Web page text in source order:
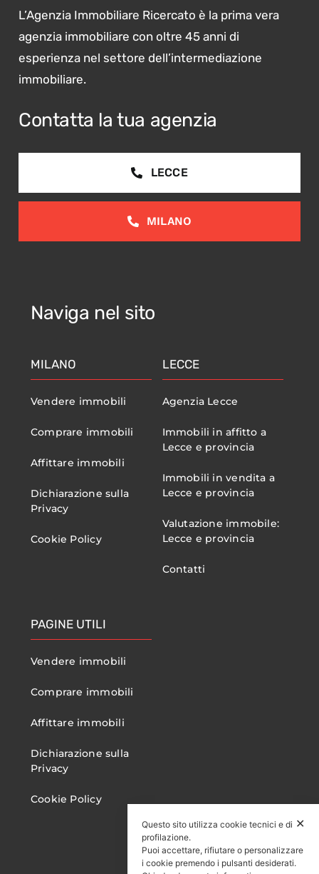
L’Agenzia Immobiliare Ricercato è la prima vera
agenzia immobiliare con oltre 45 anni di
esperienza nel settore dell’intermediazione
immobiliare.
Contatta la tua agenzia
LECCE
MILANO
Naviga nel sito
MILANO
Vendere immobili
Comprare immobili
Affittare immobili
Dichiarazione sulla
Privacy
Cookie Policy
LECCE
Agenzia Lecce
Immobili in affitto a
Lecce e provincia
Immobili in vendita a
Lecce e provincia
Valutazione immobile:
Lecce e provincia
Contatti
PAGINE UTILI
Vendere immobili
Comprare immobili
Affittare immobili
Dichiarazione sulla
Privacy
Cookie Policy
✕
Questo sito utilizza cookie tecnici e di
profilazione.
Puoi accettare, rifiutare o personalizzare
i cookie premendo i pulsanti desiderati.